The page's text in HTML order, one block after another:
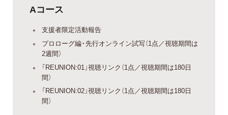
Aコース
支援者限定活動報告
プロローグ編・先行オンライン試写（1点／視聴期間は
2週間）
「REUNION:01」視聴リンク（1点／視聴期間は180日
間）
「REUNION:02」視聴リンク（1点／視聴期間は180日
間）